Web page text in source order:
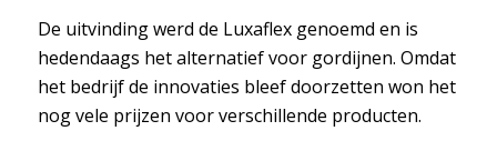
De uitvinding werd de Luxaflex genoemd en is
hedendaags het alternatief voor gordijnen. Omdat
het bedrijf de innovaties bleef doorzetten won het
nog vele prijzen voor verschillende producten.